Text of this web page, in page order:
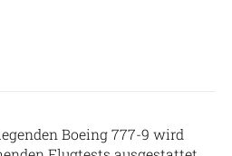
Boeing 777-9 wird